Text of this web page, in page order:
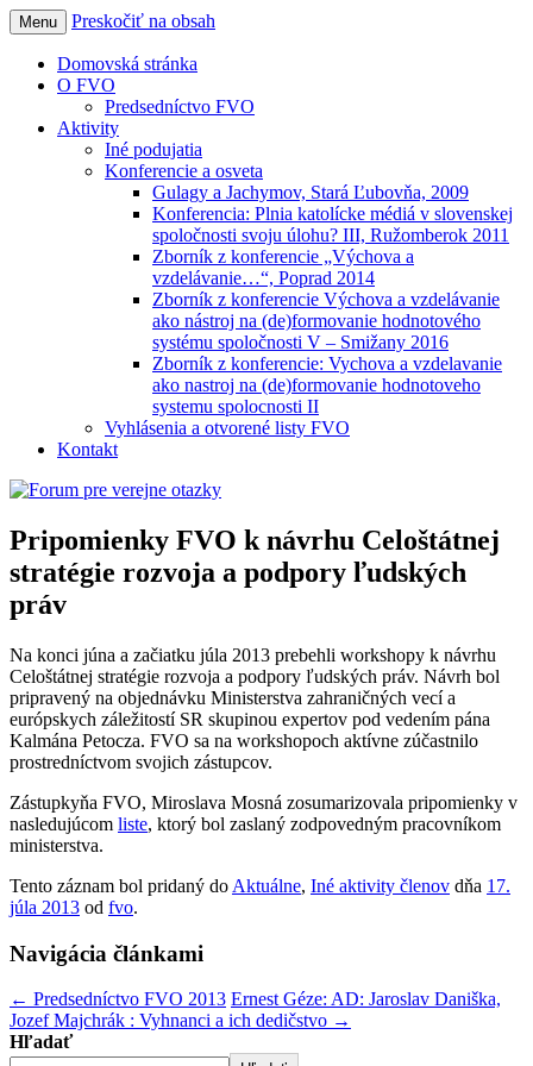
Forum pre verejne otazky
Menu Preskočiť na obsah
Domovská stránka
O FVO
Predsedníctvo FVO
Aktivity
Iné podujatia
Konferencie a osveta
Gulagy a Jachymov, Stará Ľubovňa, 2009
Konferencia: Plnia katolícke médiá v slovenskej
spoločnosti svoju úlohu? III, Ružomberok 2011
Zborník z konferencie „Výchova a
vzdelávanie…“, Poprad 2014
Zborník z konferencie Výchova a vzdelávanie
ako nástroj na (de)formovanie hodnotového
systému spoločnosti V – Smižany 2016
Zborník z konferencie: Vychova a vzdelavanie
ako nastroj na (de)formovanie hodnotoveho
systemu spolocnosti II
Vyhlásenia a otvorené listy FVO
Kontakt
Pripomienky FVO k návrhu Celoštátnej
stratégie rozvoja a podpory ľudských
práv
Na konci júna a začiatku júla 2013 prebehli workshopy k návrhu
Celoštátnej stratégie rozvoja a podpory ľudských práv. Návrh bol
pripravený na objednávku Ministerstva zahraničných vecí a
európskych záležitostí SR skupinou expertov pod vedením pána
Kalmána Petocza. FVO sa na workshopoch aktívne zúčastnilo
prostredníctvom svojich zástupcov.
Zástupkyňa FVO, Miroslava Mosná zosumarizovala pripomienky v
nasledujúcom liste, ktorý bol zaslaný zodpovedným pracovníkom
ministerstva.
Tento záznam bol pridaný do Aktuálne, Iné aktivity členov dňa 17.
júla 2013 od fvo.
Navigácia článkami
← Predsedníctvo FVO 2013 Ernest Géze: AD: Jaroslav Daniška,
Jozef Majchrák : Vyhnanci a ich dedičstvo →
Hľadať